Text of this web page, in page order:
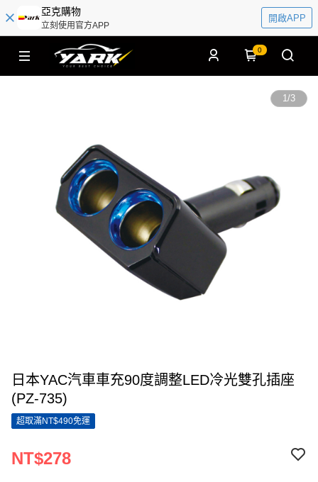
亞克購物
立刻使用官方APP
開啟APP
0
1/3
日本YAC汽車車充90度調整LED冷光雙孔插座
(PZ-735)
超取滿NT$490免運
NT$278